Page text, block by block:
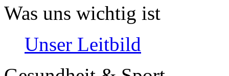
Was uns wichtig ist
Unser Leitbild